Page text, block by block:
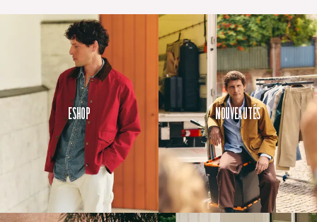
Eshop Nouveautés